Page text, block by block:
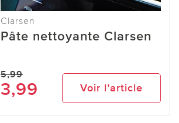
Clarsen
Pâte nettoyante Clarsen
5,99
3,99 Voir l’article